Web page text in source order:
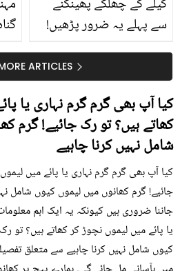
کیلے کے چھلکے پھینکنے
سے پہلے یہ ضرور پڑھیں!
جلد کے 3 بڑے مسائل کا
سستا اور قدرتی حلARTICLES
کیا آپ بھی گرم گرم نہاری یا
کھاتے ہیں؟ تو رک جائیے! گرم
شامل نہیں کرنا چاہیے
کیا آپ بھی گرم گرم نہاری یا پائے میں
جائیے! گرم کھانوں میں لیموں کیوں شامل
جاننا ضروری ہیں کیونکہ یہ ایک اہم
یا پائے میں لیموں نچوڑ کر کھاتے ہیں؟ تو
کیوں شامل نہیں کرنا چاہیے سے متعلق